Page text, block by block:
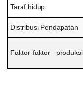
Taraf hidup
Distribusi Pendapatan
Faktor-faktor produksi